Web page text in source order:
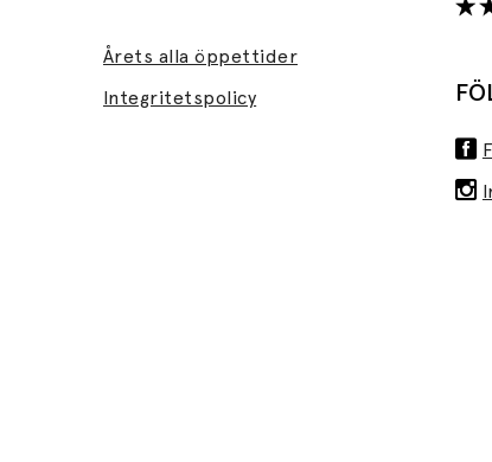
Årets alla öppettider
Integritetspolicy